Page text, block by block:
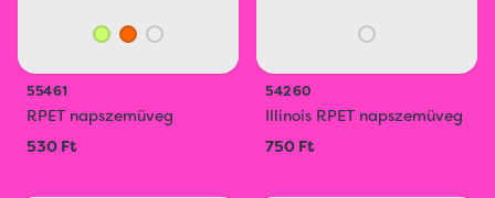
55461
RPET napszemüveg
530 Ft
54260
Illinois RPET napszemüveg
750 Ft